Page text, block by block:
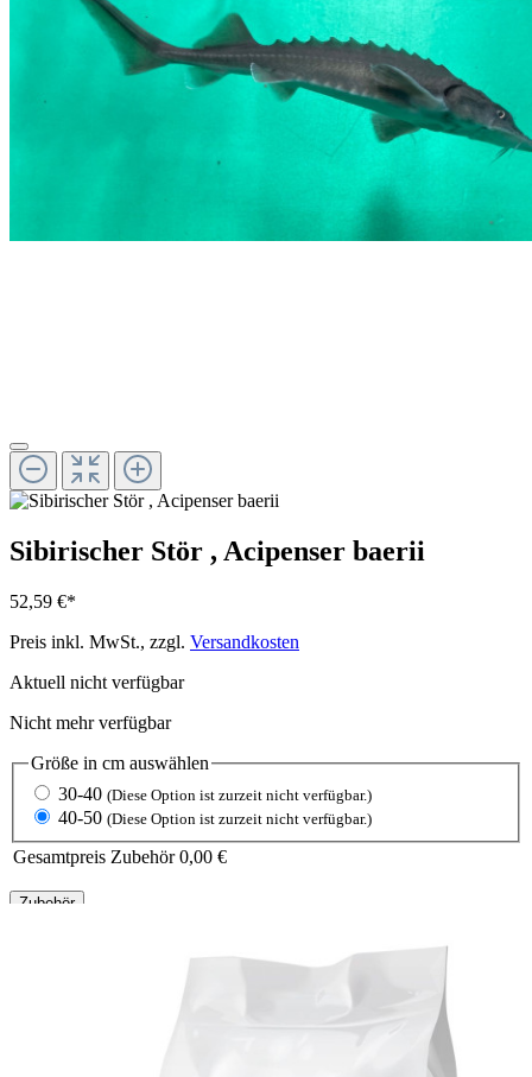
Sibirischer Stör , Acipenser baerii
52,59 €*
Preis inkl. MwSt., zzgl. Versandkosten
Aktuell nicht verfügbar
Nicht mehr verfügbar
Größe in cm auswählen
30-40 (Diese Option ist zurzeit nicht verfügbar.)
40-50 (Diese Option ist zurzeit nicht verfügbar.)
Gesamtpreis Zubehör 0,00 €
Zubehör